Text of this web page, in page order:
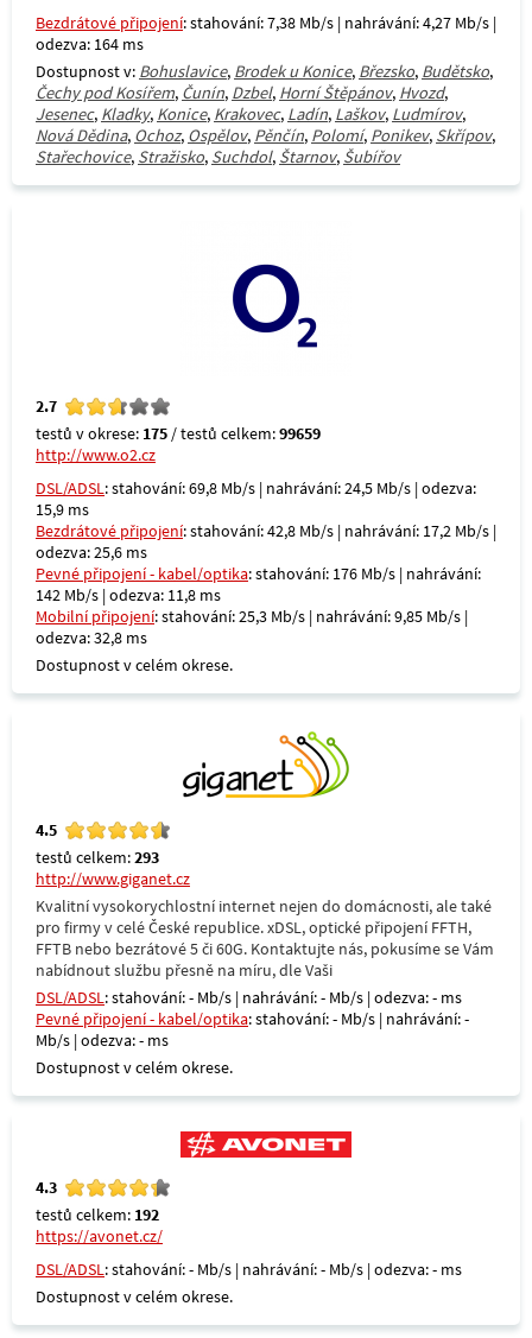
Bezdrátové připojení: stahování: 7,38 Mb/s | nahrávání: 4,27 Mb/s |
odezva: 164 ms
Dostupnost v: Bohuslavice, Brodek u Konice, Březsko, Budětsko,
Čechy pod Kosířem, Čunín, Dzbel, Horní Štěpánov, Hvozd,
Jesenec, Kladky, Konice, Krakovec, Ladín, Laškov, Ludmírov,
Nová Dědina, Ochoz, Ospělov, Pěnčín, Polomí, Ponikev, Skřípov,
Stařechovice, Stražisko, Suchdol, Štarnov, Šubířov
2.7
testů v okrese: 175 / testů celkem:99659
http://www.o2.cz
DSL/ADSL: stahování: 69,8 Mb/s | nahrávání: 24,5 Mb/s | odezva:
15,9 ms
Bezdrátové připojení: stahování: 42,8 Mb/s | nahrávání: 17,2 Mb/s |
odezva: 25,6 ms
Pevné připojení - kabel/optika: stahování: 176 Mb/s | nahrávání:
142 Mb/s | odezva: 11,8 ms
Mobilní připojení: stahování: 25,3 Mb/s | nahrávání: 9,85 Mb/s |
odezva: 32,8 ms
Dostupnost v celém okrese.
4.5
testů celkem:293
http://www.giganet.cz
Kvalitní vysokorychlostní internet nejen do domácnosti, ale také
pro firmy v celé České republice. xDSL, optické připojení FFTH,
FFTB nebo bezrátové 5 či 60G. Kontaktujte nás, pokusíme se Vám
nabídnout službu přesně na míru, dle Vaši
DSL/ADSL: stahování: - Mb/s | nahrávání: - Mb/s | odezva: - ms
Pevné připojení - kabel/optika: stahování: - Mb/s | nahrávání: -
Mb/s | odezva: - ms
Dostupnost v celém okrese.
4.3
testů celkem: 192
https://avonet.cz/
DSL/ADSL: stahování: - Mb/s | nahrávání: - Mb/s | odezva: - ms
Dostupnost v celém okrese.